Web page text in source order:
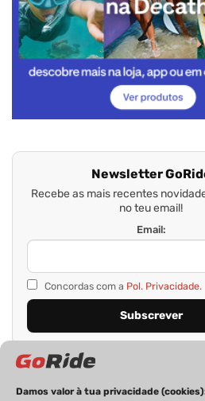
Damos valor à tua privacidade
Newsletter
Recebe as mais recentes
no teu email!
Email:
Concordas com a Pol. Privacidade.